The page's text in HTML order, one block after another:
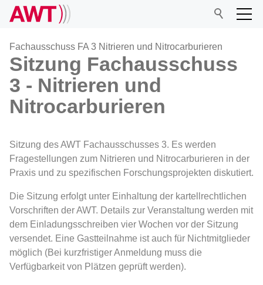
AWT
Veranstaltungen
Forschung
Mitgliedschaft
Fachausschuss FA 3 Nitrieren und Nitrocarburieren
Sitzung Fachausschuss
3 - Nitrieren und
Nitrocarburieren
Sitzung des AWT Fachausschusses 3. Es werden
Fragestellungen zum Nitrieren und Nitrocarburieren in der
Praxis und zu spezifischen Forschungsprojekten diskutiert.
Die Sitzung erfolgt unter Einhaltung der kartellrechtlichen
Vorschriften der AWT. Details zur Veranstaltung werden mit
dem Einladungsschreiben vier Wochen vor der Sitzung
versendet. Eine Gastteilnahme ist auch für Nichtmitglieder
möglich (Bei kurzfristiger Anmeldung muss die
Verfügbarkeit von Plätzen geprüft werden).